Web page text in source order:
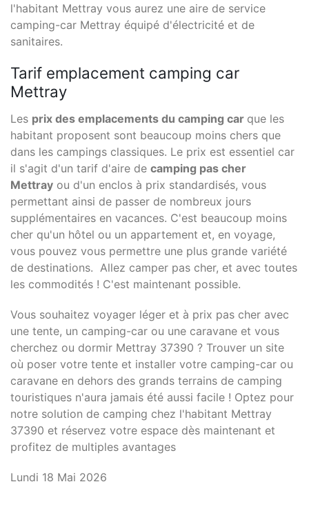
l'habitant Mettray vous aurez une aire de service
camping-car Mettray équipé d'électricité et de
sanitaires.
Tarif emplacement camping car
Mettray
Les prix des emplacements du camping car que les
habitant proposent sont beaucoup moins chers que
dans les campings classiques. Le prix est essentiel car
il s'agit d'un tarif d'aire de camping pas cher
Mettray ou d'un enclos à prix standardisés, vous
permettant ainsi de passer de nombreux jours
supplémentaires en vacances. C'est beaucoup moins
cher qu'un hôtel ou un appartement et, en voyage,
vous pouvez vous permettre une plus grande variété
de destinations. Allez camper pas cher, et avec toutes
les commodités ! C'est maintenant possible.
Vous souhaitez voyager léger et à prix pas cher avec
une tente, un camping-car ou une caravane et vous
cherchez ou dormir Mettray 37390 ? Trouver un site
où poser votre tente et installer votre camping-car ou
caravane en dehors des grands terrains de camping
touristiques n'aura jamais été aussi facile ! Optez pour
notre solution de camping chez l'habitant Mettray
37390 et réservez votre espace dès maintenant et
profitez de multiples avantages
Lundi 18 Mai 2026